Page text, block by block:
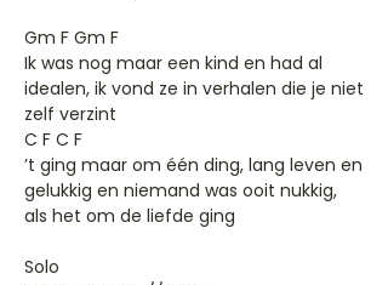
Gm F Gm F
Ik was nog maar een kind en had al
idealen, ik vond ze in verhalen die je niet
zelf verzint
C F C F
’t ging maar om één ding, lang leven en
gelukkig en niemand was ooit nukkig,
als het om de liefde ging
Solo